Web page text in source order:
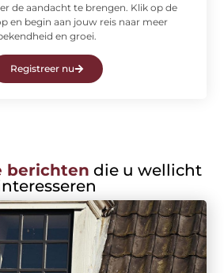
de aandacht te brengen. Klik op de
en begin aan jouw reis naar meer
en groei.
Registreer nu
berichten die u wellicht